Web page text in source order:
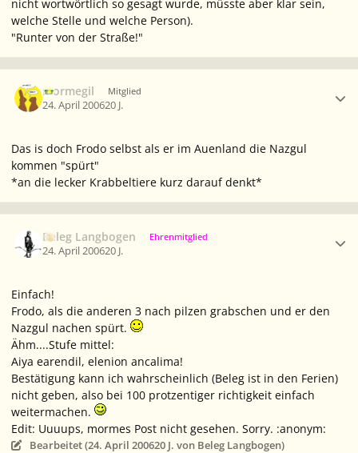
nicht wortwörtlich so gesagt wurde, müsste aber klar sein,
welche Stelle und welche Person).
"Runter von der Straße!"
mormegil Mitglied
24. April 200620 J.
Das is doch Frodo selbst als er im Auenland die Nazgul
kommen "spürt"
*an die lecker Krabbeltiere kurz darauf denkt*
Beleg Langbogen Ehrenmitglied
24. April 200620 J.
Einfach!
Frodo, als die anderen 3 nach pilzen grabschen und er den
Nazgul nachen spürt.
Ähm....Stufe mittel:
Aiya earendil, elenion ancalima!
Bestätigung kann ich wahrscheinlich (Beleg ist in den Ferien)
nicht geben, also bei 100 protzentiger richtigkeit einfach
weitermachen.
Edit: Uuuups, mormes Post nicht gesehen. Sorry. :anonym:
Bearbeitet (24. April 200620 J. von Beleg Langbogen)